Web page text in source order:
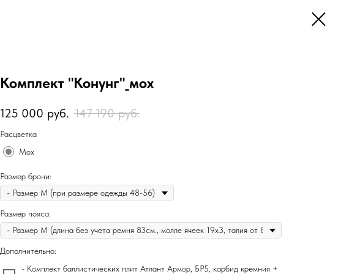
Комплект "Конунг"_мох
125 000 руб. 147 190 руб.
Расцветка
Мох
Размер брони:
Размер пояса:
Дополнительно:
- Комплект баллистических плит Атлант Армор, БР5, карбид кремния +